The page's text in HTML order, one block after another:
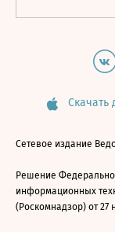
Скачать
Сетевое издание
Решение
информационных
(Роскомнадзор) от 27